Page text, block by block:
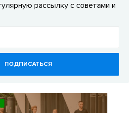
рассылку с советами и
ПОДПИСАТЬСЯ